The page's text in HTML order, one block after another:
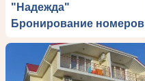
"Надежда"
Бронирование номеров